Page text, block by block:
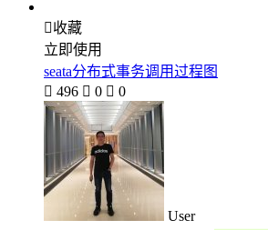
收藏
立即使用
seata分布式事务调用过程图
 496  0  0
User